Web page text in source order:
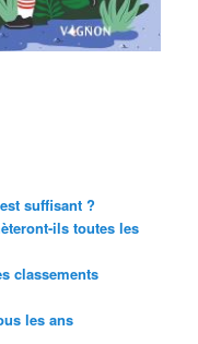
suffisant ?
ils toutes les
classements
les ans